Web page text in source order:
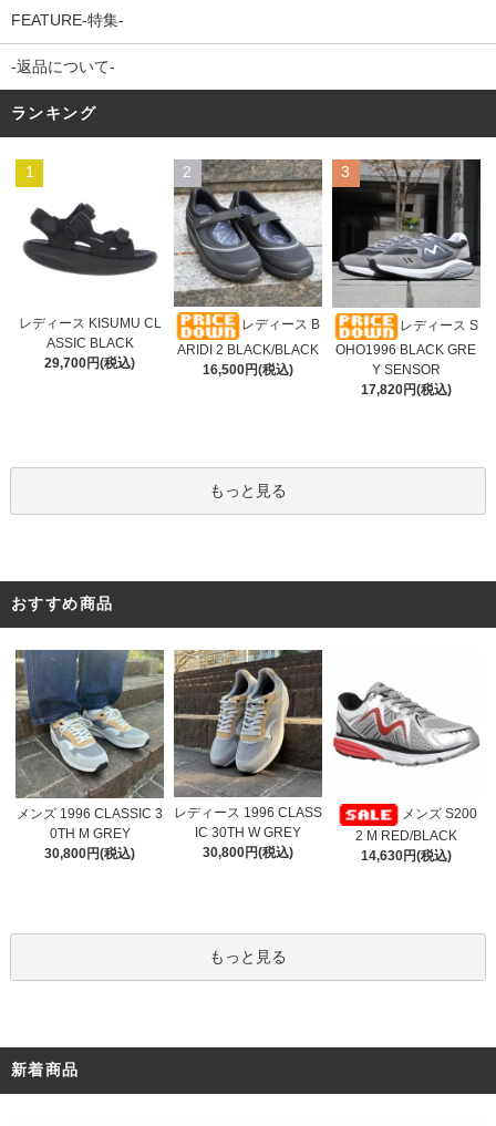
FEATURE-特集-
-返品について-
ランキング
1
レディース KISUMU CL
ASSIC BLACK
29,700円(税込)
2
レディース B
ARIDI 2 BLACK/BLACK
16,500円(税込)
3
レディース S
OHO1996 BLACK GRE
Y SENSOR
17,820円(税込)
もっと見る
おすすめ商品
メンズ 1996 CLASSIC 3
0TH M GREY
30,800円(税込)
レディース 1996 CLASS
IC 30TH W GREY
30,800円(税込)
メンズ S200
2 M RED/BLACK
14,630円(税込)
もっと見る
新着商品